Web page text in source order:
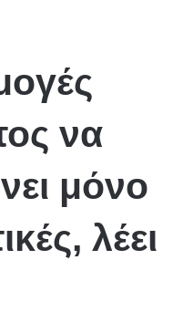
να
μόνο
λέει